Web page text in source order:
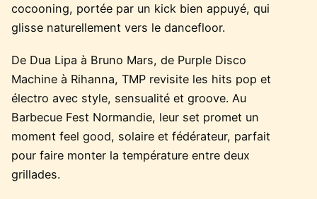
cocooning, portée par un kick bien appuyé, qui
glisse naturellement vers le dancefloor.
De Dua Lipa à Bruno Mars, de Purple Disco
Machine à Rihanna, TMP revisite les hits pop et
électro avec style, sensualité et groove. Au
Barbecue Fest Normandie, leur set promet un
moment feel good, solaire et fédérateur, parfait
pour faire monter la température entre deux
grillades.